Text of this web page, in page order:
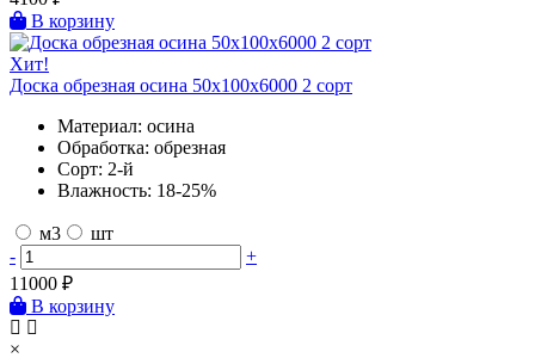
В корзину
Хит!
Доска обрезная осина 50х100х6000 2 сорт
Материал: осина
Обработка: обрезная
Сорт: 2-й
Влажность: 18-25%
м3
шт
-
+
11000 ₽
В корзину
×